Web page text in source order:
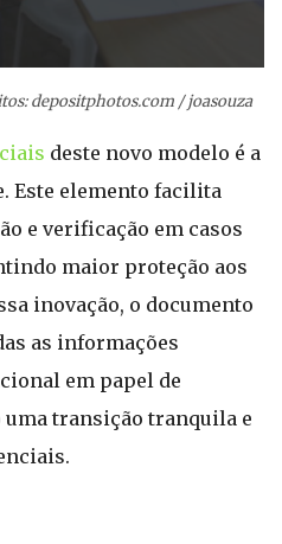
depositphotos.com / joasouza
deste novo modelo é a
Este elemento facilita
e verificação em casos
maior proteção aos
inovação, o documento
as informações
em papel de
uma transição tranquila e